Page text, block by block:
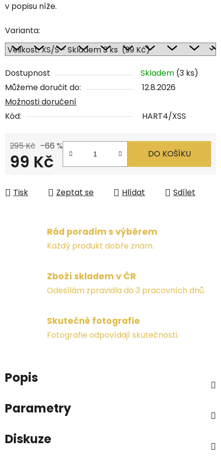
v popisu níže.
Varianta:
Dostupnost Skladem (3 ks)
Můžeme doručit do:
12.8.2026
Možnosti doručení
Kód:
HART4/XSS
295 Kč –66 %
99 Kč DO KOŠÍKU
Tisk Zeptat se Hlídat Sdílet
Rád poradím s výběrem
Každý produkt dobře znám.
Zboží skladem v ČR
Odesílám zpravidla do 3 pracovních dnů.
Skutečné fotografie
Fotografie odpovídají skutečnosti.
Popis
Parametry
Diskuze